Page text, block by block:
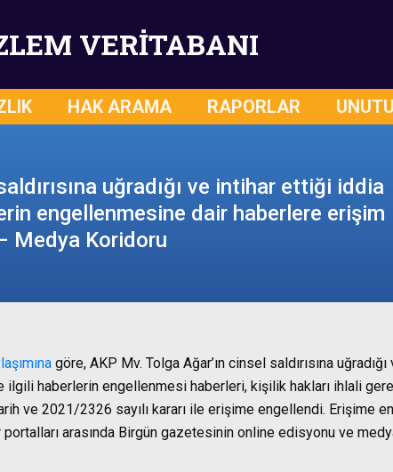
VERİTABANI
HAK ARAMA RAPORLAR
uğradığı ve intihar ettiği iddia
engellenmesine dair haberlere erişim
Medya Koridoru
göre, AKP Mv. Tolga Ağar’ın cinsel saldırısına
haberlerin engellenmesi haberleri, kişilik hakları ihlali
ve 2021/2326 sayılı kararı ile erişime engellendi. Erişime
portalları arasında Birgün gazetesinin online edisyonu ve